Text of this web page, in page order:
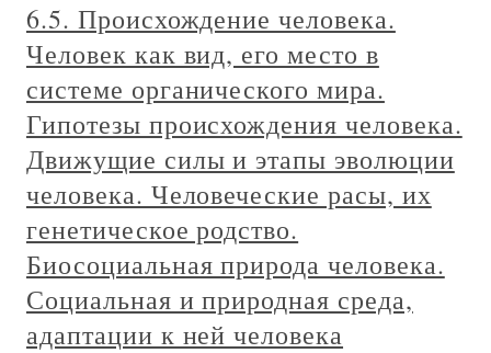
6.5. Происхождение человека.
Человек как вид, его место в
системе органического мира.
Гипотезы происхождения человека.
Движущие силы и этапы эволюции
человека. Человеческие расы, их
генетическое родство.
Биосоциальная природа человека.
Социальная и природная среда,
адаптации к ней человека